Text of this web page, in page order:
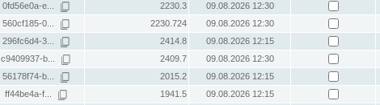
0fd56e0a-e... 2230.3
09.08.2026 12:30
560cf185-0... 2230.724
09.08.2026 12:30
296fc6d4-3... 2414.8
09.08.2026 12:15
c9409937-b... 2409.7
09.08.2026 12:30
56178f74-b... 2015.2
09.08.2026 12:15
ff44be4a-f... 1941.5
09.08.2026 12:15